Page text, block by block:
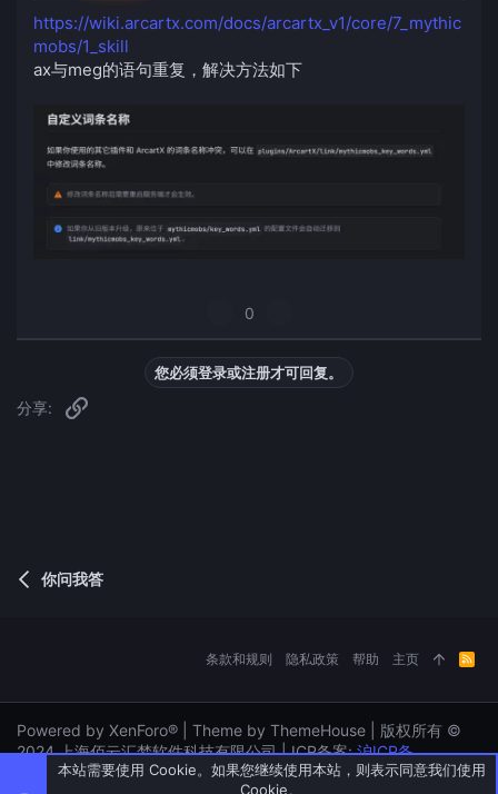
https://wiki.arcartx.com/docs/arcartx_v1/core/7_mythic
mobs/1_skill
ax与meg的语句重复，解决方法如下
评
0
决
票
您必须登录或注册才可回复。
分享: 链接
你问我答
条款和规则 隐私政策 帮助 主页
R
Powered by XenForo® | Theme by ThemeHouse | 版权所有 ©
2024 上海佰云汇梦软件科技有限公司 | ICP备案:沪ICP备
2024096261号-4 | ICP经营许可证: 沪B2-20250504
本站需要使用 Cookie。如果您继续使用本站，则表示同意我们使用
Cookie。